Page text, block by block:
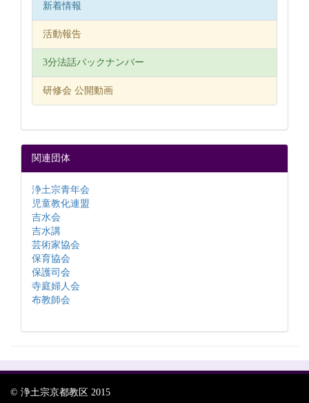
新着情報
活動報告
3分法話バックナンバー
研修会 公開動画
関連団体
浄土宗青年会
児童教化連盟
吉水会
吉水講
芸術家協会
保育協会
保護司会
寺庭婦人会
布教師会
© 浄土宗京都教区 2015